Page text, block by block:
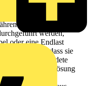
und anzeigen zu
ab der Einspeisung
alle anderen
werden,
oder eine Endlast
so konzipiert, dass sie
für seine ungeerdete
geeignete Lösung
und